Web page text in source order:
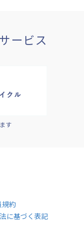
ービス
す
規約
に基づく表記